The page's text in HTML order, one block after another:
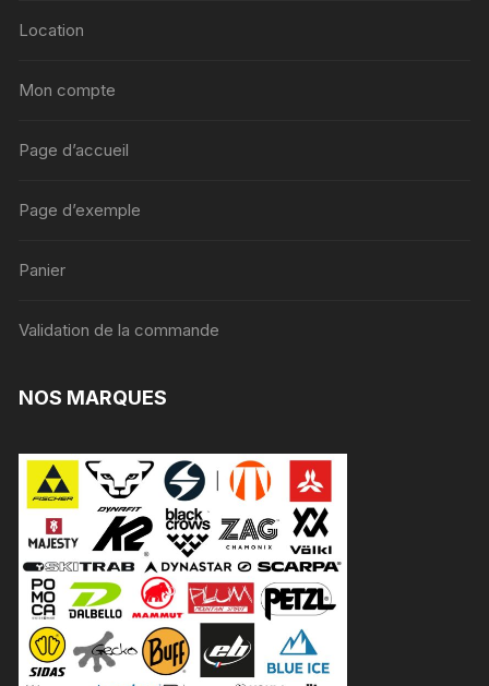
Location
Mon compte
Page d’accueil
Page d’exemple
Panier
Validation de la commande
NOS MARQUES